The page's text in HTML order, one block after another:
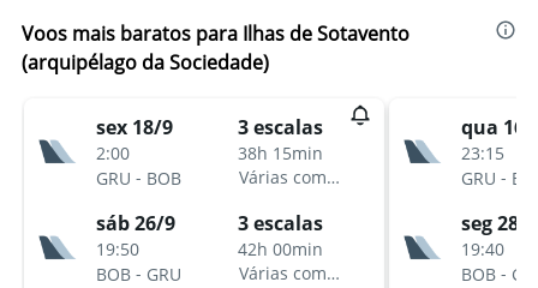
Voos mais baratos para Ilhas de Sotavento
(arquipélago da Sociedade)
sex 18/9
2:00
GRU - BOB
3 escalas
38h 15min
Várias companhias aéreas
sáb 26/9
19:50
BOB - GRU
3 escalas
42h 00min
Várias companhias aéreas
qua 16/
23:15
GRU -
seg 28/9
19:40
BOB -